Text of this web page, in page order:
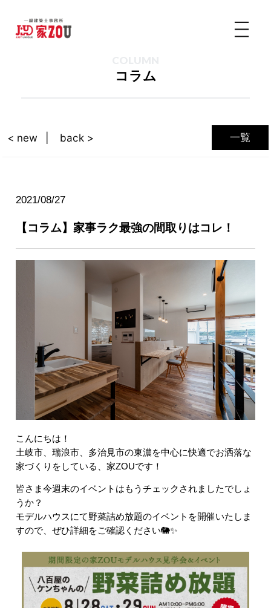
コラム
一覧
< new back >
2021/08/27
【コラム】家事ラク最強の間取りはコレ！
こんにちは！
土岐市、瑞浪市、多治見市の東濃を中心に快適でお洒落な
家づくりをしている、家ZOUです！
皆さま今週末のイベントはもうチェックされましたでしょ
うか？
モデルハウスにて野菜詰め放題のイベントを開催いたしま
すので、ぜひ詳細をご確認ください🐘✨